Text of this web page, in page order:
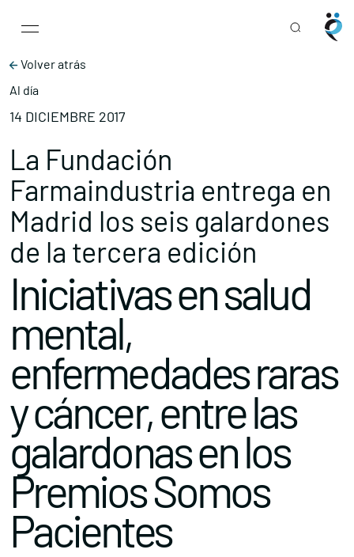
Main Navigation
Volver atrás
Al día
14 DICIEMBRE 2017
La Fundación
Farmaindustria entrega en
Madrid los seis galardones
de la tercera edición
Iniciativas en salud
mental,
enfermedades raras
y cáncer, entre las
galardonas en los
Premios Somos
Pacientes